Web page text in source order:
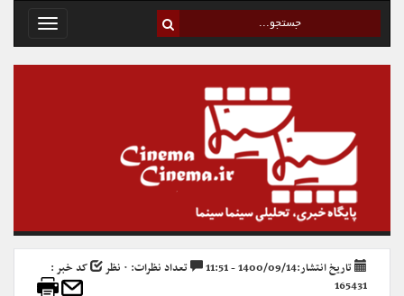
Toggle
تاریخ انتشار:1400/09/14 - 11:51 تعداد نظرات: ۰ نظر
کد خبر :
165431